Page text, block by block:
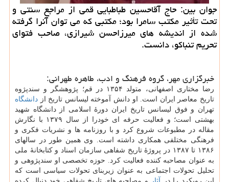
جوان بین: حاج آقاحسین طباطبایی قمی از مراجع سنتی و
تحت تأثیر مکتب سامرا بود؛ مکتبی که می توان آنرا گرفته
شده از اندیشه های میرزاحسن شیرازی، صاحب فتوای
تحریم تنباکو، دانست.
خبرگزاری مهر، گروه فرهنگ و ادب، طاهره طهرانی:
رضا مختاری اصفهانی، متولد ۱۳۵۴ در قم؛ پژوهشگر و سندپژوه
تاریخ معاصر ایران است. او دانش آموخته لیسانس تاریخ از دانشگاه
تهران و فوق لیسانس تاریخ ایران دورهٔ اسلامی از دانشگاه شهید
بهشتی است؛ و فعالیت حرفه ای خودرا از سال ۱۳۷۹ با نگارش
مقاله در مطبوعات شروع کرد و با روزنامه ها و نشریات فکری و
فرهنگی مختلفی همکاری داشته است. وی همین طور در سالهای
۱۳۸۶ تا ۱۳۸۷ در پروژهٔ تاریخ شفاهی سازمان اسناد و کتابخانهٔ ملی
به عنوان مصاحبه کننده فعالیت کرد. حوزه تخصصی او سندپژوهی و
تحلیل تحولات اجتماعی به عنوان زیربنای تحولات سیاسی است که